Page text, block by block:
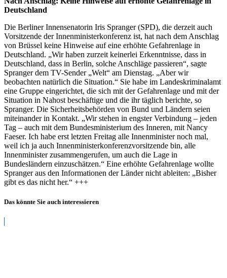
Deutschland
Die Berliner Innensenatorin Iris Spranger (SPD), die derzeit auch
Vorsitzende der Innenministerkonferenz ist, hat nach dem Anschlag
von Brüssel keine Hinweise auf eine erhöhte Gefahrenlage in
Deutschland. „Wir haben zurzeit keinerlei Erkenntnisse, dass in
Deutschland, dass in Berlin, solche Anschläge passieren“, sagte
Spranger dem TV-Sender „Welt“ am Dienstag. „Aber wir
beobachten natürlich die Situation.“ Sie habe im Landeskriminalamt
eine Gruppe eingerichtet, die sich mit der Gefahrenlage und mit der
Situation in Nahost beschäftige und die ihr täglich berichte, so
Spranger. Die Sicherheitsbehörden von Bund und Ländern seien
miteinander in Kontakt. „Wir stehen in engster Verbindung – jeden
Tag – auch mit dem Bundesministerium des Inneren, mit Nancy
Faeser. Ich habe erst letzten Freitag alle Innenminister noch mal,
weil ich ja auch Innenministerkonferenzvorsitzende bin, alle
Innenminister zusammengerufen, um auch die Lage in
Bundesländern einzuschätzen.“ Eine erhöhte Gefahrenlage wollte
Spranger aus den Informationen der Länder nicht ableiten: „Bisher
gibt es das nicht her.“ +++
Das könnte Sie auch interessieren